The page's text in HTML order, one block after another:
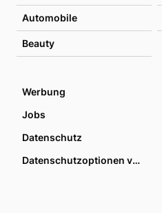
Automobile
Beauty
Werbung
Jobs
Datenschutz
Datenschutzoptionen verwalten